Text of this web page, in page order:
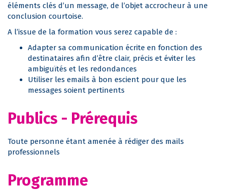
éléments clés d’un message, de l’objet accrocheur à une
conclusion courtoise.
A l’issue de la formation vous serez capable de :
Adapter sa communication écrite en fonction des
destinataires afin d’être clair, précis et éviter les
ambiguïtés et les redondances
Utiliser les emails à bon escient pour que les
messages soient pertinents
Publics - Prérequis
Toute personne étant amenée à rédiger des mails
professionnels
Programme